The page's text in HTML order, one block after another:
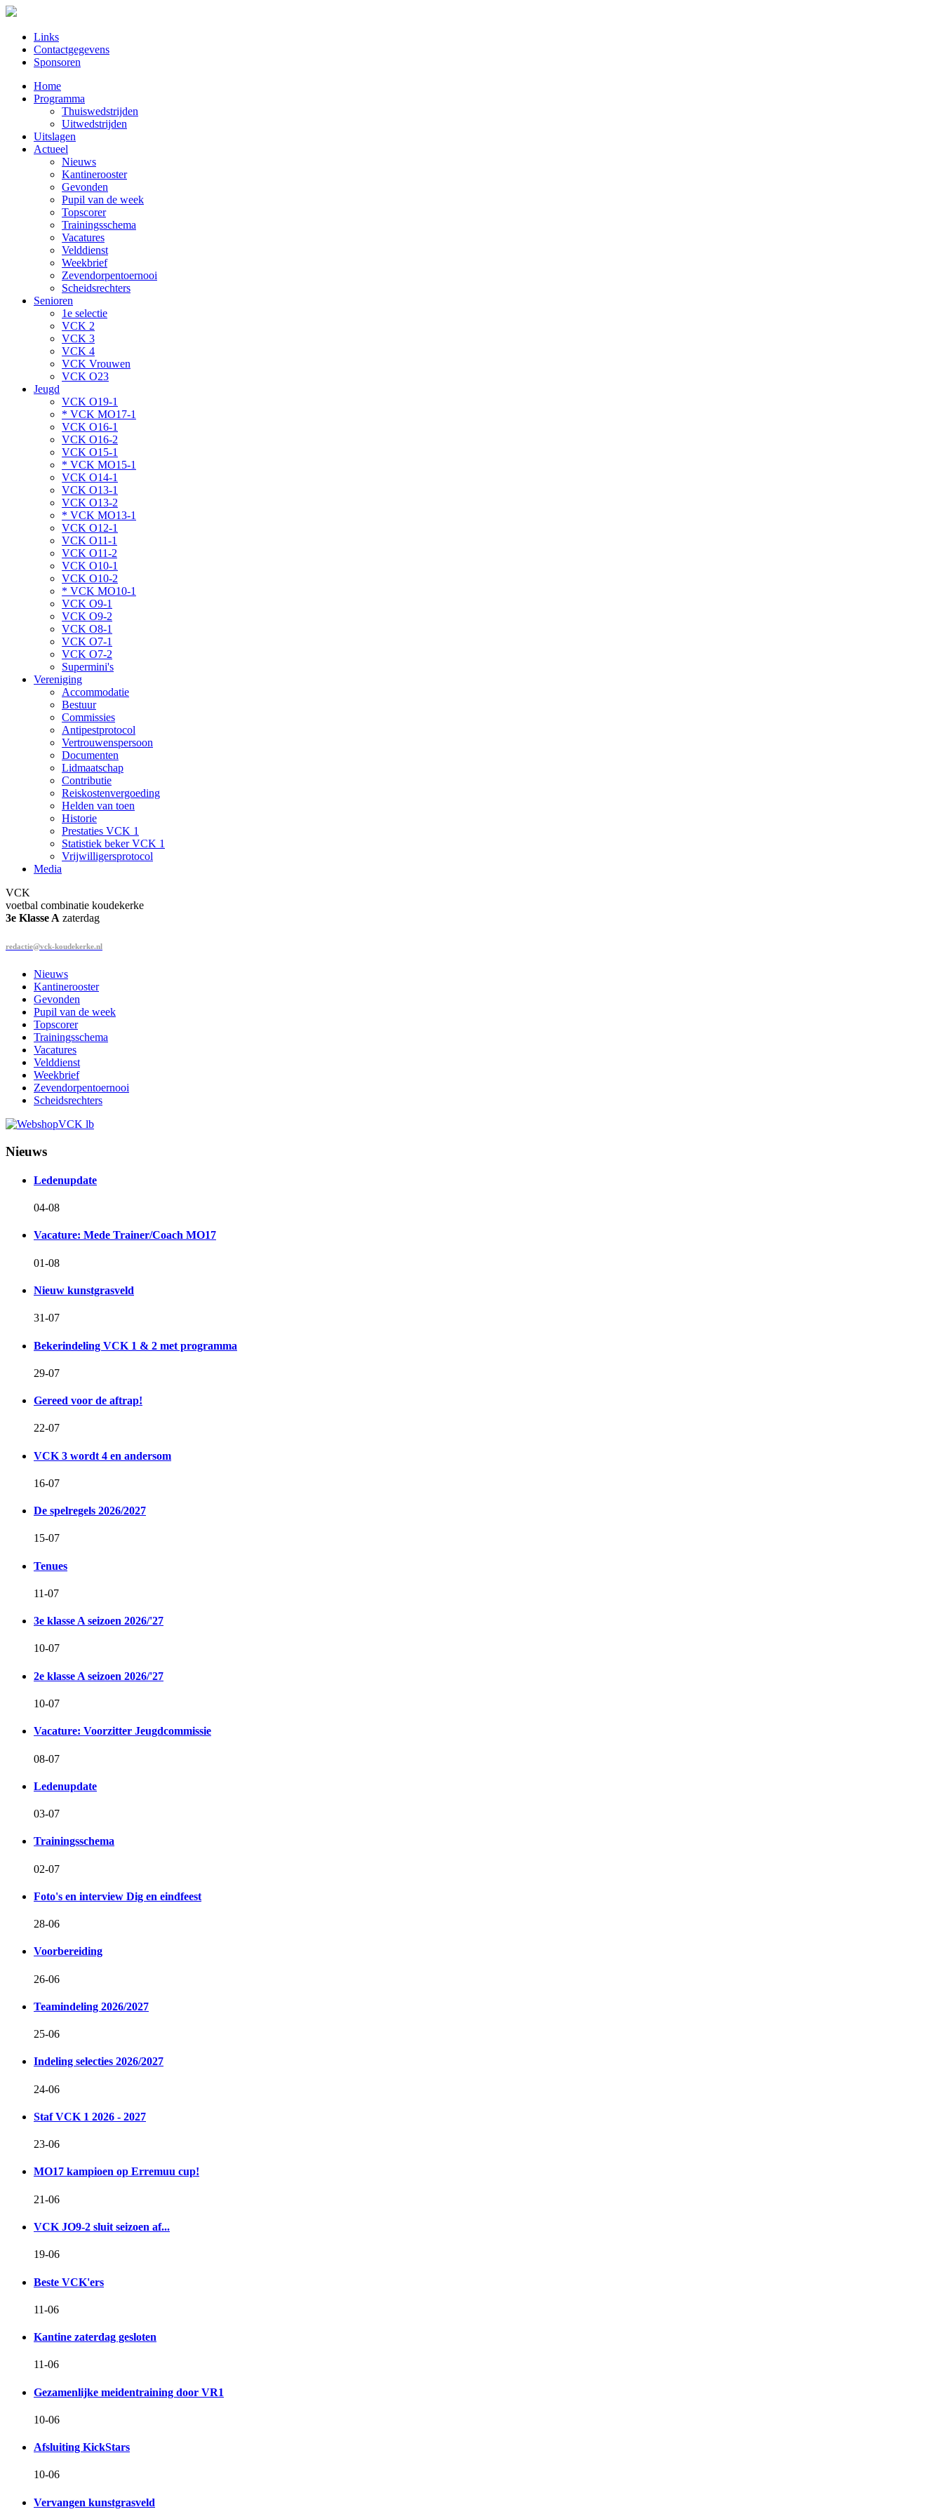
Links
Contactgegevens
Sponsoren
Home
Programma
Thuiswedstrijden
Uitwedstrijden
Uitslagen
Actueel
Nieuws
Kantinerooster
Gevonden
Pupil van de week
Topscorer
Trainingsschema
Vacatures
Velddienst
Weekbrief
Zevendorpentoernooi
Scheidsrechters
Senioren
1e selectie
VCK 2
VCK 3
VCK 4
VCK Vrouwen
VCK O23
Jeugd
VCK O19-1
* VCK MO17-1
VCK O16-1
VCK O16-2
VCK O15-1
* VCK MO15-1
VCK O14-1
VCK O13-1
VCK O13-2
* VCK MO13-1
VCK O12-1
VCK O11-1
VCK O11-2
VCK O10-1
VCK O10-2
* VCK MO10-1
VCK O9-1
VCK O9-2
VCK O8-1
VCK O7-1
VCK O7-2
Supermini's
Vereniging
Accommodatie
Bestuur
Commissies
Antipestprotocol
Vertrouwenspersoon
Documenten
Lidmaatschap
Contributie
Reiskostenvergoeding
Helden van toen
Historie
Prestaties VCK 1
Statistiek beker VCK 1
Vrijwilligersprotocol
Media
VCK
voetbal combinatie koudekerke
3e Klasse A zaterdag
redactie@vck-koudekerke.nl
Nieuws
Kantinerooster
Gevonden
Pupil van de week
Topscorer
Trainingsschema
Vacatures
Velddienst
Weekbrief
Zevendorpentoernooi
Scheidsrechters
Nieuws
Ledenupdate
04-08
Vacature: Mede Trainer/Coach MO17
01-08
Nieuw kunstgrasveld
31-07
Bekerindeling VCK 1 & 2 met programma
29-07
Gereed voor de aftrap!
22-07
VCK 3 wordt 4 en andersom
16-07
De spelregels 2026/2027
15-07
Tenues
11-07
3e klasse A seizoen 2026/'27
10-07
2e klasse A seizoen 2026/'27
10-07
Vacature: Voorzitter Jeugdcommissie
08-07
Ledenupdate
03-07
Trainingsschema
02-07
Foto's en interview Dig en eindfeest
28-06
Voorbereiding
26-06
Teamindeling 2026/2027
25-06
Indeling selecties 2026/2027
24-06
Staf VCK 1 2026 - 2027
23-06
MO17 kampioen op Erremuu cup!
21-06
VCK JO9-2 sluit seizoen af...
19-06
Beste VCK'ers
11-06
Kantine zaterdag gesloten
11-06
Gezamenlijke meidentraining door VR1
10-06
Afsluiting KickStars
10-06
Vervangen kunstgrasveld